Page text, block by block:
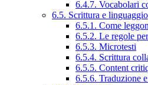
6.4.7. Vocabolari
6.5. Scrittura e linguaggio
6.5.1. Come
6.5.2. Le regole
6.5.3. Microtesti
6.5.4. Scrittura
6.5.5. Content
6.5.6. Traduzione